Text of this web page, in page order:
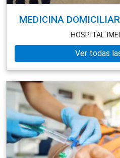
MEDICINA
HOSPITAL
Ver todas